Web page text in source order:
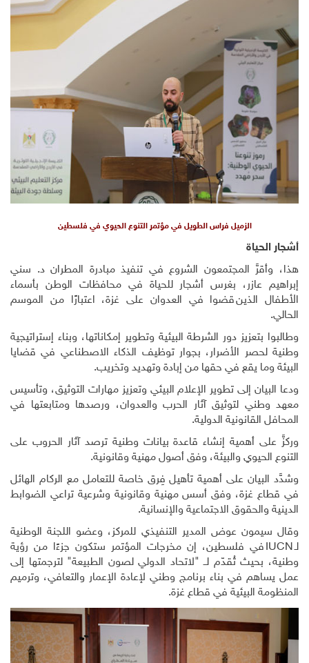
الزميل فراس الطويل في مؤتمر التنوع الحيوي في فلسطين
أشجار الحياة
هذا، وأقرَّ المجتمعون الشروع في تنفيذ مبادرة المطران د. سني
إبراهيم عازر، بغرس أشجار للحياة في محافظات الوطن بأسماء
الأطفال الذين قضوا في العدوان على غزة، اعتبارًا من الموسم
الحالي.
وطالبوا بتعزيز دور الشرطة البيئية وتطوير إمكاناتها، وبناء إستراتيجية
وطنية لحصر الأضرار، بجوار توظيف الذكاء الاصطناعي في قضايا
البيئة وما يقع في حقها من إبادة وتهديد وتخريب.
ودعا البيان إلى تطوير الإعلام البيئي وتعزيز مهارات التوثيق، وتأسيس
معهد وطني لتوثيق آثار الحرب والعدوان، ورصدها ومتابعتها في
المحافل القانونية الدولية.
وركزَّ على أهمية إنشاء قاعدة بيانات وطنية ترصد آثار الحروب على
التنوع الحيوي والبيئة، وفق أصول مهنية وقانونية.
وشدَّد البيان على أهمية تأهيل فِرق خاصة للتعامل مع الركام الهائل
في قطاع غزة، وفق أسس مهنية وقانونية وشرعية تراعي الضوابط
الدينية والحقوق الاجتماعية والإنسانية.
وقال سيمون عوض المدير التنفيذي للمركز، وعضو اللجنة الوطنية
لـIUCN في فلسطين، إن مخرجات المؤتمر ستكون جزءًا من رؤية
وطنية، بحيث تُقدّم لــ "لاتحاد الدولي لصون الطبيعة" لترجمتها إلى
عمل يساهم في بناء برنامج وطني لإعادة الإعمار والتعافي، وترميم
المنظومة البيئية في قطاع غزة.